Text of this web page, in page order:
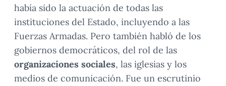
había sido la actuación de todas las
instituciones del Estado, incluyendo a las
Fuerzas Armadas. Pero también habló de los
gobiernos democráticos, del rol de las
organizaciones sociales, las iglesias y los
medios de comunicación. Fue un escrutinio